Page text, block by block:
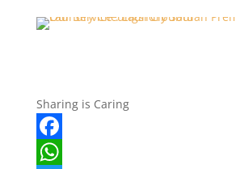
Sharing is Caring
F